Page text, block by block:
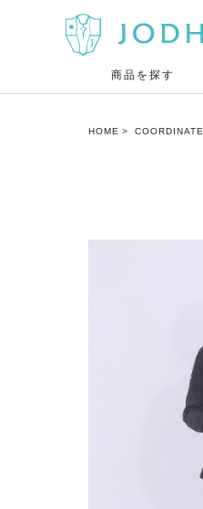
商品を探す
HOME COORDINATE